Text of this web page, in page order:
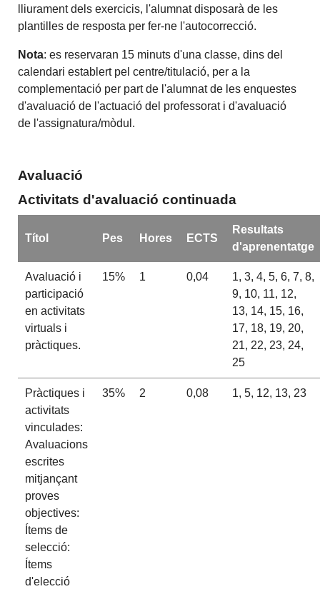
lliurament dels exercicis, l'alumnat disposarà de les
plantilles de resposta per fer-ne l'autocorrecció.
Nota: es reservaran 15 minuts d'una classe, dins del
calendari establert pel centre/titulació, per a la
complementació per part de l'alumnat de les enquestes
d'avaluació de l'actuació del professorat i d'avaluació
de l'assignatura/mòdul.
Avaluació
Activitats d'avaluació continuada
Títol Pes Hores ECTS
Resultats
d'aprenentatge
Avaluació i
participació
en activitats
virtuals i
pràctiques.
15% 1 0,04
1, 3, 4, 5, 6, 7, 8,
9, 10, 11, 12,
13, 14, 15, 16,
17, 18, 19, 20,
21, 22, 23, 24,
25
Pràctiques i
activitats
vinculades:
Avaluacions
escrites
mitjançant
proves
objectives:
Ítems de
selecció:
Ítems
d'elecció
35% 2 0,08 1, 5, 12, 13, 23